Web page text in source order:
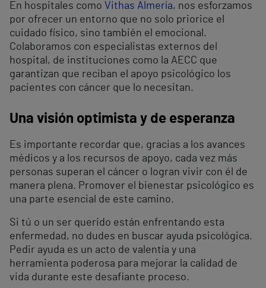
En hospitales como Vithas Almería, nos esforzamos
por ofrecer un entorno que no solo priorice el
cuidado físico, sino también el emocional.
Colaboramos con especialistas externos del
hospital, de instituciones como la AECC que
garantizan que reciban el apoyo psicológico los
pacientes con cáncer que lo necesitan.
Una visión optimista y de esperanza
Es importante recordar que, gracias a los avances
médicos y a los recursos de apoyo, cada vez más
personas superan el cáncer o logran vivir con él de
manera plena. Promover el bienestar psicológico es
una parte esencial de este camino.
Si tú o un ser querido están enfrentando esta
enfermedad, no dudes en buscar ayuda psicológica.
Pedir ayuda es un acto de valentía y una
herramienta poderosa para mejorar la calidad de
vida durante este desafiante proceso.